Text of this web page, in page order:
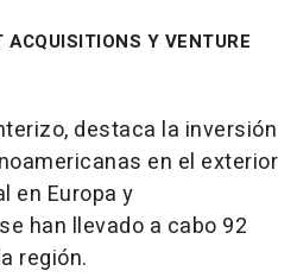
Y VENTURE
destaca la inversión
en el exterior
en Europa y
han llevado a cabo 92
región.